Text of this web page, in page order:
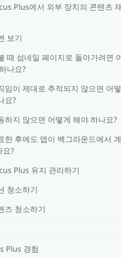
Plus에서 외부 장치의 콘텐츠
보기
때 섬네일 페이지로 돌아가려면
나요?
임이 제대로 추적되지 않으면 어
요?
하지 않으면 어떻게 해야 하나요?
한 후에도 앱이 백그라운드에서
요?
Plus 유지 관리하기
청소하기
즈 청소하기
Plus 경험